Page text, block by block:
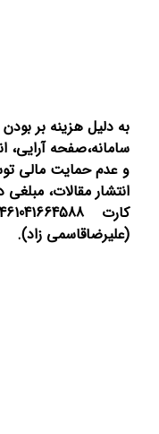
به دلیل هزینه بر
سامانه،صفحه آرایی،
و عدم حمایت مالی
انتشار مقالات،
(علیرضاقاسمی زاد).